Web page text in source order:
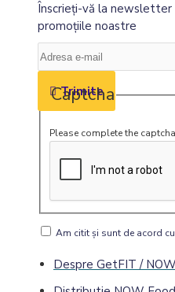
Înscrieţi-vă la newsletter
promoţiile noastre
Trimite
Captcha
Please complete the
Am citit şi sunt de acord cu
Despre GetFIT /